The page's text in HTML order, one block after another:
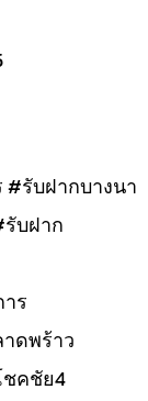
รับฝากบางนา
บฝาก
ร
ดพร้าว
ชคชัย4